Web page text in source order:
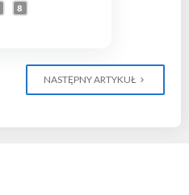
8
NASTĘPNY ARTYKUŁ